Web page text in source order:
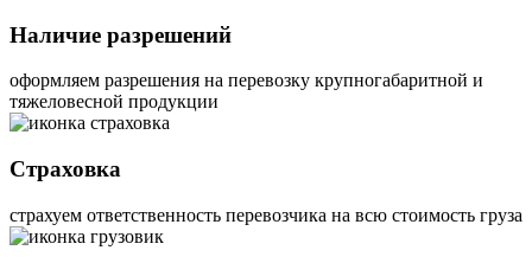
Наличие разрешений
оформляем разрешения на перевозку крупногабаритной и
тяжеловесной продукции
Страховка
страхуем ответственность перевозчика на всю стоимость груза